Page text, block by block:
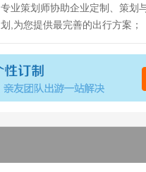
专业策划师协助企业定制、策划
划,为您提供最完善的出行方案；